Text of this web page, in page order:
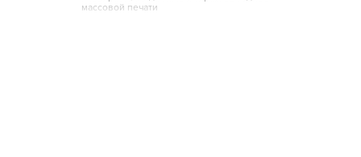
массовой печати